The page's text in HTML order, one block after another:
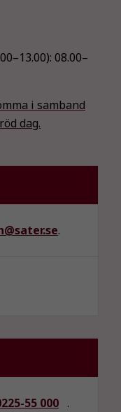
08.00–
i samband
dag.
.
55 000 .